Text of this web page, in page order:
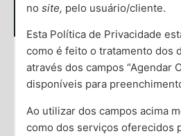
O Papel da
Comportamental no
Depressão
Avançadas para
nosite, pelo usuário/cliente.
Esta Política de Privacidade
como é feito o tratamento dos
através dos campos “Agendar
disponíveis para
Ao utilizar dos campos acima
como dos serviços oferecidos